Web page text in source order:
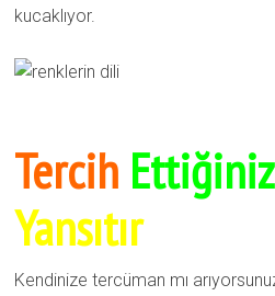
kucaklıyor.
Tercih Ettiğiniz
Yansıtır
Kendinize tercüman mı